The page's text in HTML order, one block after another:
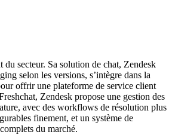
du secteur. Sa solution de chat, Zendesk
selon les versions, s’intègre dans la
offrir une plateforme de service client
Zendesk propose une gestion des
avec des workflows de résolution plus
finement, et un système de
du marché.